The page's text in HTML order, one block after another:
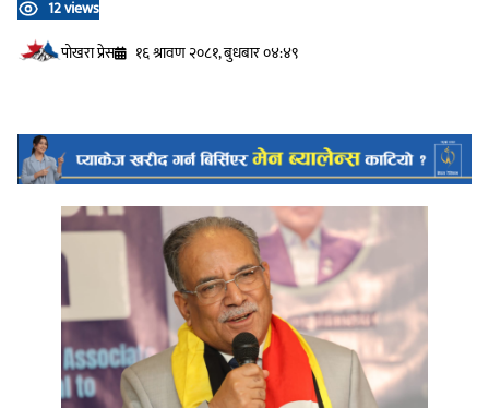
12 views
प‍ोखरा प्रेस
१६ श्रावण २०८१, बुधबार ०४:४९